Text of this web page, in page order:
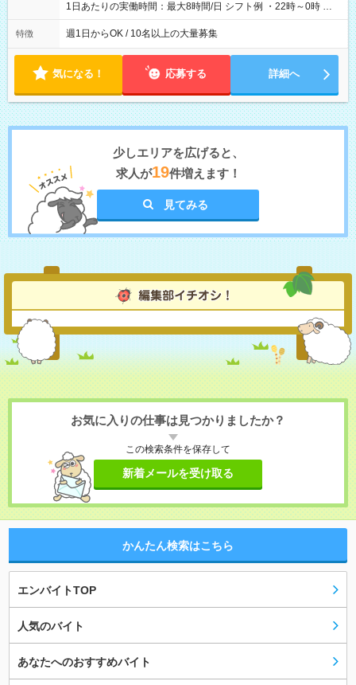
1日あたりの実働時間：最大8時間/日 シフト例 ・22時～0時 入
社後、就業可能シフトをご確認の上、申請してください。
特徴 週1日からOK / 10名以上の大量募集
気になる！ 応募する 詳細へ
少しエリアを広げると、
求人が19件増えます！
見てみる
お気に入りの仕事は見つかりましたか？
この検索条件を保存して
新着メールを受け取る
かんたん検索はこちら
エンバイトTOP
人気のバイト
あなたへのおすすめバイト